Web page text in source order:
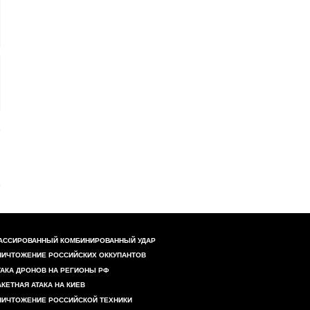
КОМБИНИРОВАННЫЙ УДАР
РОССИЙСКИХ ОККУПАНТОВ
ДРОНОВ НА РЕГИОНЫ РФ
АТАКА НА КИЕВ
РОССИЙСКОЙ ТЕХНИКИ